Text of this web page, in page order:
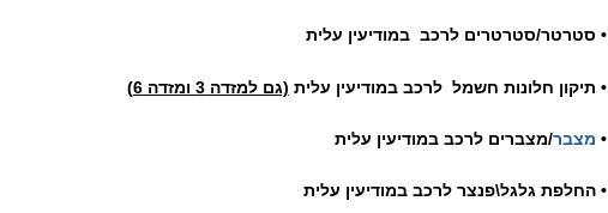
• סטרטר/סטרטרים לרכב במודיעין עלית
• תיקון חלונות חשמל לרכב במודיעין עלית (גם למזדה 3 ומזדה 6)
• מצבר/מצברים לרכב במודיעין עלית
• החלפת גלגל\פנצר לרכב במודיעין עלית